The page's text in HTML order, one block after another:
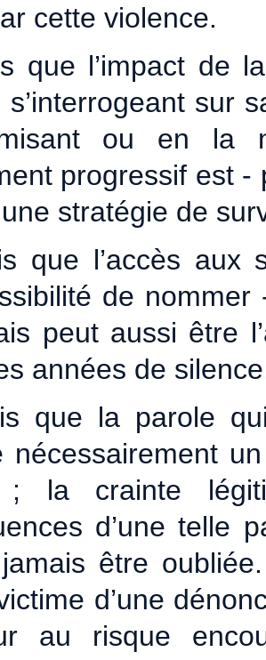
cette violence.
que l’impact de
s’interrogeant sur
ou en la
progressif est
stratégie de
que l’accès aux
de
peut aussi être
années de
que la parole
nécessairement
; la crainte
d’une telle
être
d’une
au risque